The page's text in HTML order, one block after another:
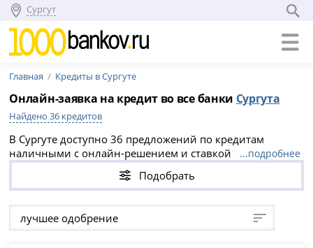
Сургут
Главная Кредиты в Сургуте
Онлайн-заявка на кредит во все банки Сургута
Найдено 36 кредитов
В Сургуте доступно 36 предложений по кредитам
наличными с онлайн-решением и ставкой от 13.84%.
Сравните условия банков за 5 минут: сумму, срок,
ставку, требования к заемщику и вероятность
одобрения. Подавайте заявку в выбранный банк
напрямую — это безопаснее для кредитного рейтинга,
чем отправлять единую анкету сразу в несколько
...подробнее
Подобрать
лучшее одобрение